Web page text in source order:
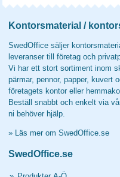
Kontorsmaterial /
SwedOffice säljer
leveranser till företag och
Vi har ett stort sortiment inom
pärmar, pennor, papper, kuvert
företagets kontor eller
Beställ snabbt och enkelt via
ni behöver hjälp.
» Läs mer om SwedOffice.se
SwedOffice.se